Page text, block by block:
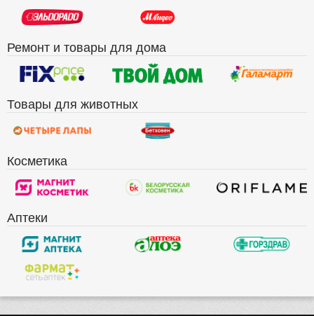
Ремонт и товары для дома
Товары для животных
Косметика
Аптеки